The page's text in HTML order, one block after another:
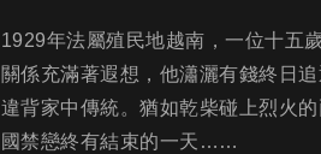
1929年法屬殖民地越南，一位十五
關係充滿著遐想，他瀟灑有錢終日
違背家中傳統。猶如乾柴碰上烈火
國禁戀終有結束的一天……